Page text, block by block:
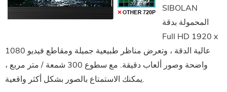
SIBOLAN
المحمولة بدقة
Full HD 1920 x
1080 عالية الدقة ، وتعرض مناظر طبيعية جميلة ومقاطع فيديو
واضحة وصور ألعاب دقيقة. مع سطوع 300 شمعة / متر مربع ،
يمكنك الاستمتاع بالصور بشكل أكثر واقعية.